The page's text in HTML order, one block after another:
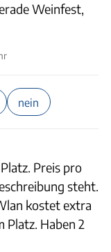
Weinfest,
nein
Preis pro
steht.
kostet extra
Platz. Haben 2